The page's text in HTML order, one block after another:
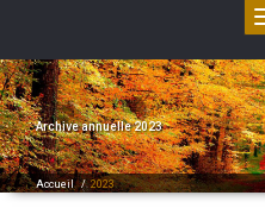
Archive annuelle 2023
Accueil / 2023